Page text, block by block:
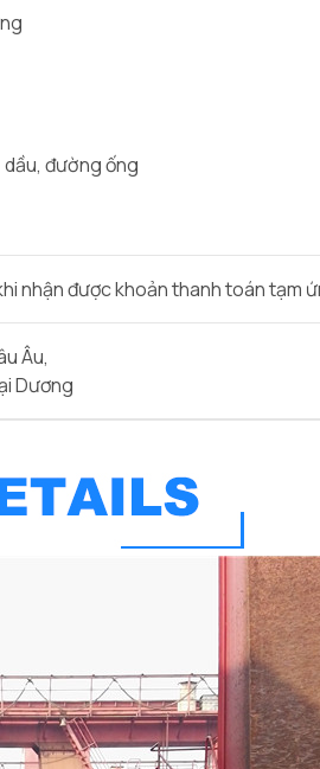
đường ống
nhận được khoản thanh toán tạm
Âu,
Dương